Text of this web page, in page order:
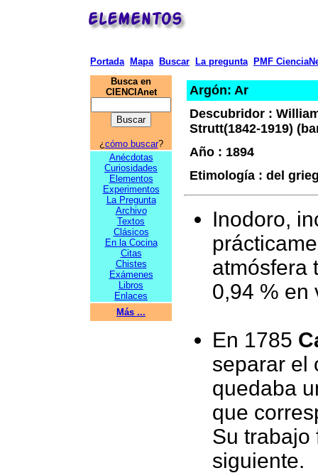
Portada Mapa Buscar La pregunta
PMF
Busca en
CIENCIAnet
¿ cómo buscar?
Anécdotas
Curiosidades
Elementos
Experimentos
La Pregunta
Archivo
Textos
Clásicos
En la Cocina
Citas
Chistes
Exámenes
Libros
Enlaces
Más ...
Argón: Ar
Descubridor :
Strutt(1842-1919)
Año : 1894
Etimología : del
Inodoro,
atmósfera
0,94 % en
En 1785
separar el
quedaba
que
Su trabajo
siguiente.